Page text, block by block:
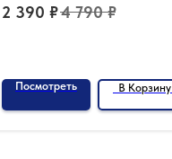
2 390 ₽4 790 ₽
Посмотреть В Корзину